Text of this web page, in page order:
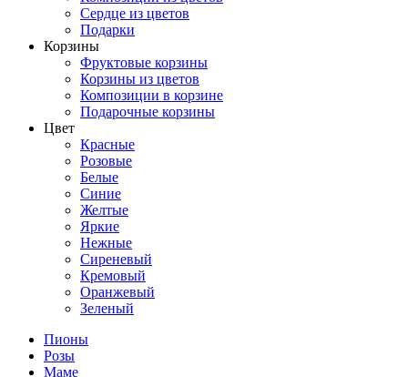
Сердце из цветов
Подарки
Корзины
Фруктовые корзины
Корзины из цветов
Композиции в корзине
Подарочные корзины
Цвет
Красные
Розовые
Белые
Синие
Желтые
Яркие
Нежные
Сиреневый
Кремовый
Оранжевый
Зеленый
Пионы
Розы
Маме